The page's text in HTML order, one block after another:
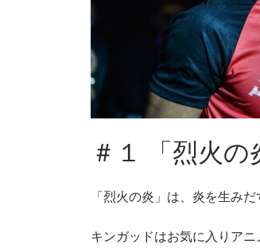
＃１ 「烈火の
「烈火の炎」は、炎を生み
キンガッドはお気に入りア